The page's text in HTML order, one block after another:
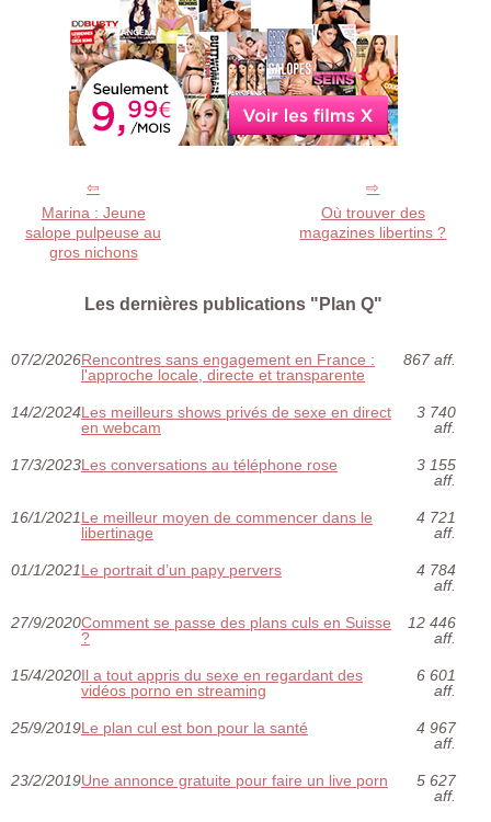
Marina : Jeune
salope pulpeuse au
gros nichons
Où trouver des
magazines libertins ?
Les dernières publications "Plan Q"
07/2/2026Rencontres sans engagement en France :
l'approche locale, directe et transparente
867 aff.
14/2/2024Les meilleurs shows privés de sexe en direct
en webcam
3 740
aff.
17/3/2023Les conversations au téléphone rose
3 155
aff.
16/1/2021Le meilleur moyen de commencer dans le
libertinage
4 721
aff.
01/1/2021Le portrait d’un papy pervers
4 784
aff.
27/9/2020Comment se passe des plans culs en Suisse
?
12 446
aff.
15/4/2020Il a tout appris du sexe en regardant des
vidéos porno en streaming
6 601
aff.
25/9/2019Le plan cul est bon pour la santé
4 967
aff.
23/2/2019Une annonce gratuite pour faire un live porn
5 627
aff.